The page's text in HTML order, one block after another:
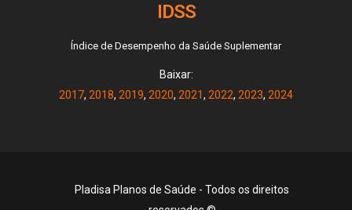
IDSS
Índice de Desempenho da Saúde Suplementar
Baixar:
2017, 2018, 2019, 2020, 2021, 2022, 2023, 2024
Pladisa Planos de Saúde - Todos os direitos